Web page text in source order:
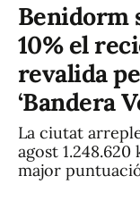
Benidorm
10% el
revalida
‘Bandera
La ciutat
agost
major